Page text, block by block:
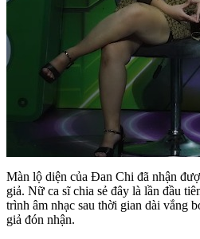
Màn lộ diện của Đan Chi đã nhận
giả. Nữ ca sĩ chia sẻ đây là lần đầu
trình âm nhạc sau thời gian dài vắng
giả đón nhận.